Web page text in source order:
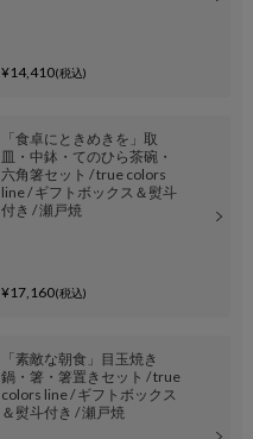
¥14,410(税込)
「食卓にときめきを」取
皿・中鉢・てのひら茶碗・
六角箸セット / true colors
line / ギフトボックス＆熨斗
付き / 瀬戸焼
¥17,160(税込)
「素敵な朝食」目玉焼き
鍋・箸・箸置きセット / true
colors line / ギフトボックス
＆熨斗付き / 瀬戸焼